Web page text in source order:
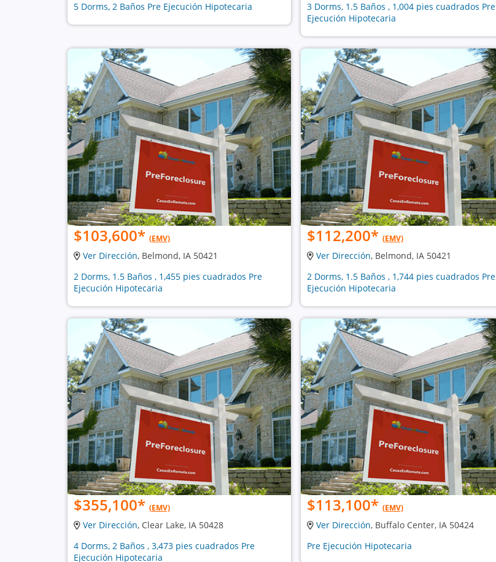
5 Dorms, 2 Baños Pre Ejecución Hipotecaria
3 Dorms, 1.5 Baños , 1,004 pies cuadrados Pre
Ejecución Hipotecaria
$103,600* (EMV)
Ver Dirección, Belmond, IA 50421
2 Dorms, 1.5 Baños , 1,455 pies cuadrados Pre
Ejecución Hipotecaria
$112,200* (EMV)
Ver Dirección, Belmond, IA 50421
2 Dorms, 1.5 Baños , 1,744 pies cuadrados Pre
Ejecución Hipotecaria
$355,100* (EMV)
Ver Dirección, Clear Lake, IA 50428
4 Dorms, 2 Baños , 3,473 pies cuadrados Pre
Ejecución Hipotecaria
$113,100* (EMV)
Ver Dirección, Buffalo Center, IA 50424
Pre Ejecución Hipotecaria